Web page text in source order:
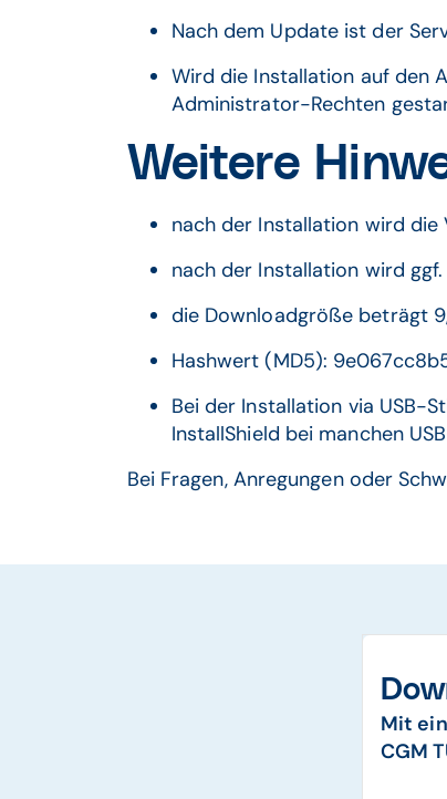
Nach dem Update ist der
Wird die Installation auf den
Administrator-Rechten
Weitere
nach der Installation wird die
nach der Installation wird
die Downloadgröße beträgt
Hashwert (MD5):
Bei der Installation via USB-
InstallShield bei manchen
Bei Fragen, Anregungen oder
Mit
CGM